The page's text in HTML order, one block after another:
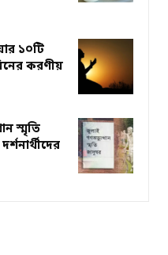
১০টি
করণীয়
স্মৃতি